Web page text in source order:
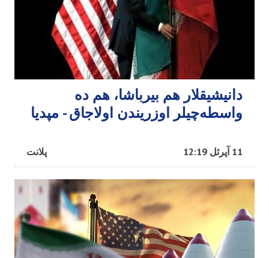
دانیشیقلار هم بیرباشا، هم ده
واسطه‌چیلر اوزریندن اولاجاق - مپدیا
پلانت 11 آپرئل 12:19